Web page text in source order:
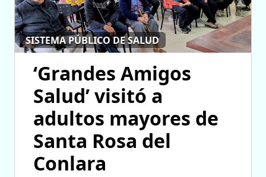
SISTEMA PÚBLICO DE SALUD
‘Grandes Amigos
Salud’ visitó a
adultos mayores de
Santa Rosa del
Conlara